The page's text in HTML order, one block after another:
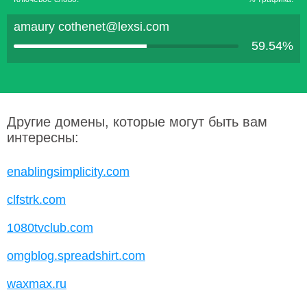
amaury cothenet@lexsi.com
59.54%
Другие домены, которые могут быть вам
интересны:
enablingsimplicity.com
clfstrk.com
1080tvclub.com
omgblog.spreadshirt.com
waxmax.ru